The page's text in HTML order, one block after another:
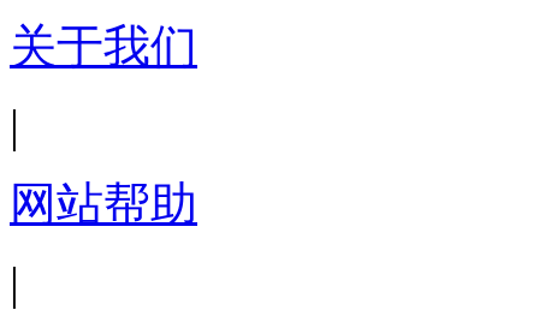
关于我们
|
网站帮助
|